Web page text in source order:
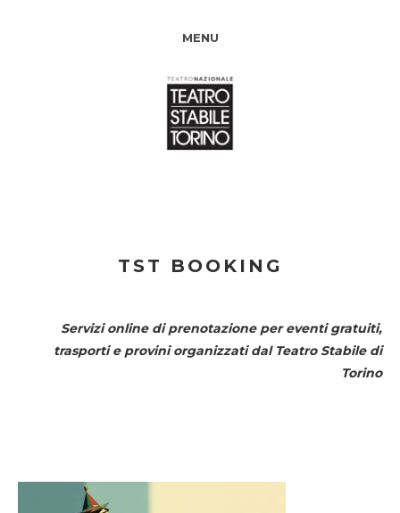
MENU
TST BOOKING
Servizi online di prenotazione per eventi gratuiti,
trasporti e provini organizzati dal Teatro Stabile di
Torino